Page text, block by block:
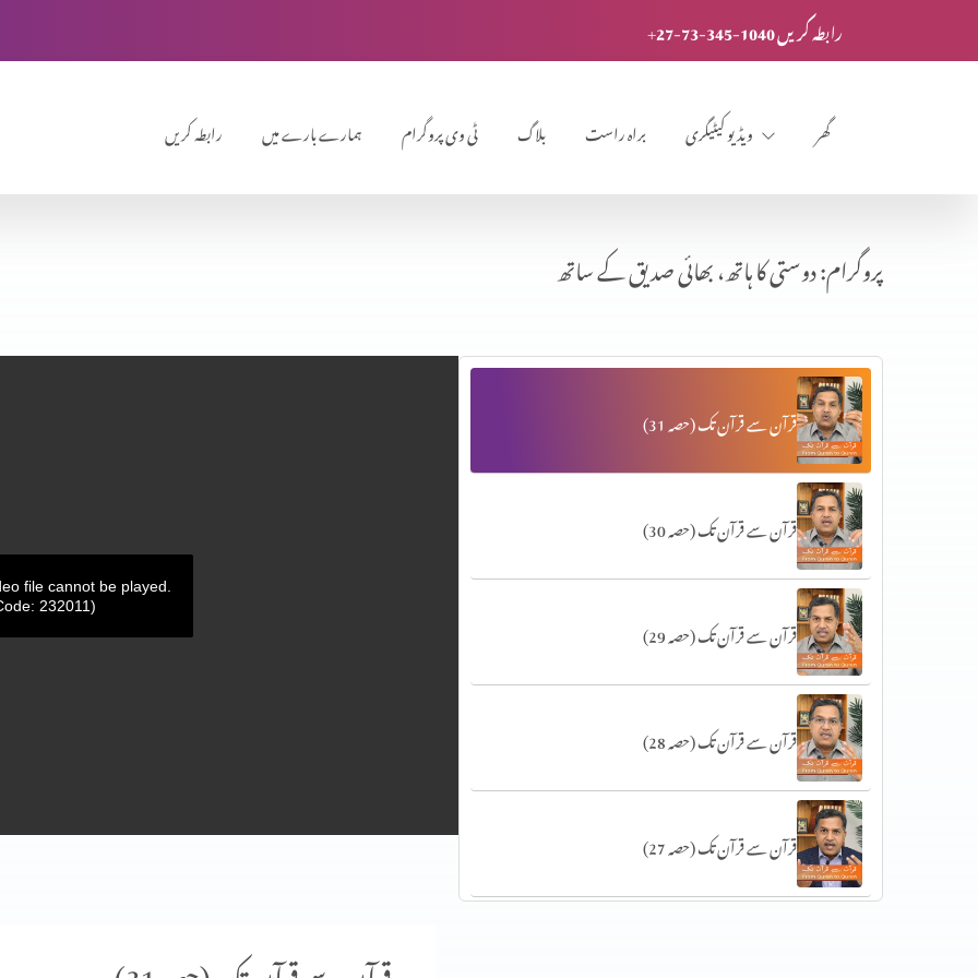
+27-73-345-1040 رابطہ کریں
رابطہ کریں ہمارے بارے میں ٹی وی پروگرام بلاگ براہ راست ویڈیو کیٹیگری گھر
پروگرام: دوستی کا ہاتھ، بھائی صدیق کے ساتھ
file cannot be played.
232011)
قرآن سے قرآن تک (حصہ 31)
قرآن سے قرآن تک (حصہ 30)
قرآن سے قرآن تک (حصہ 29)
قرآن سے قرآن تک (حصہ 28)
قرآن سے قرآن تک (حصہ 27)